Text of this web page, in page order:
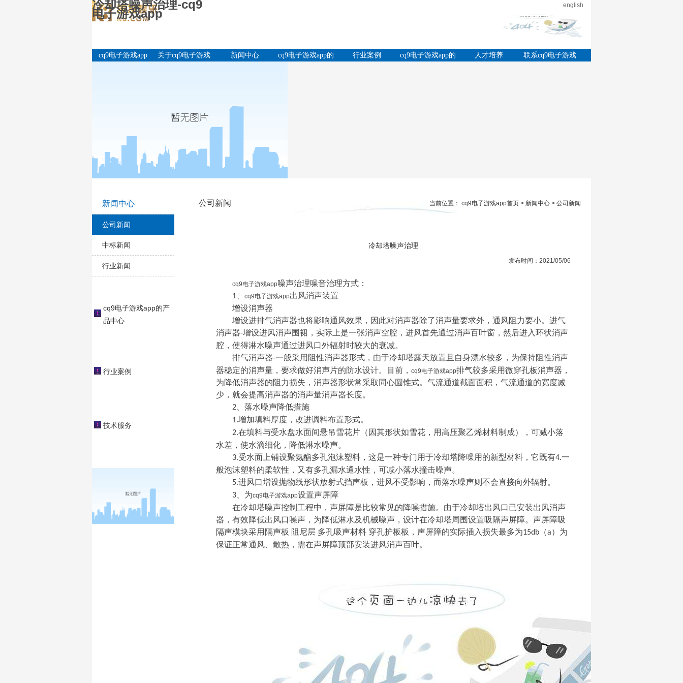
冷却塔噪声治理-cq9
电子游戏app
english
cq9电子游戏app
关于cq9电子游戏
新闻中心
cq9电子游戏app的
行业案例
cq9电子游戏app的
人才培养
联系cq9电子游戏
新闻中心
公司新闻
中标新闻
行业新闻
cq9电子游戏app的产
品中心
行业案例
技术服务
公司新闻 当前位置： cq9电子游戏app首页 > 新闻中心 > 公司新闻
冷却塔噪声治理
发布时间：2021/05/06
cq9电子游戏app噪声治理噪音治理方式：
1 cq9电子游戏app出风消声装置
增设消声器
增设进排气消声器也将影响通风效果，因此对消声器除了消声量要求外，通风阻力要小。进气
消声器-增设进风消声围裙，实际上是一张消声空腔，进风首先通过消声百叶窗，然后进入环状消声
腔，使得淋水噪声通过进风口外辐射时较大的衰减。
排气消声器-一般采用阻性消声器形式，由于冷却塔露天放置且自身漂水较多，为保持阻性消声
器稳定的消声量，要求做好消声片的防水设计。目前， cq9电子游戏app排气较多采用微穿孔板消声器，
为降低消声器的阻力损失，消声器形状常采取同心圆锥式。气流通道截面面积，气流通道的宽度减
少，就会提高消声器的消声量消声器长度。
2 、落水噪声降低措施
1.增加填料厚度，改进调料布置形式。
2.在填料与受水盘水面间悬吊雪花片（因其形状如雪花，用高压聚乙烯材料制成），可减小落
水差，使水滴细化，降低淋水噪声。
3.受水面上铺设聚氨酯多孔泡沫塑料，这是一种专门用于冷却塔降噪用的新型材料，它既有4.一
般泡沫塑料的柔软性，又有多孔漏水通水性，可减小落水撞击噪声。
5.进风口增设抛物线形状放射式挡声板，进风不受影响，而落水噪声则不会直接向外辐射。
3 、为cq9电子游戏app设置声屏障
在冷却塔噪声控制工程中，声屏障是比较常见的降噪措施。由于冷却塔出风口已安装出风消声
器，有效降低出风口噪声，为降低淋水及机械噪声，设计在冷却塔周围设置吸隔声屏障。声屏障吸
隔声模块采用隔声板 阻尼层 多孔吸声材料 穿孔护板板，声屏障的实际插入损失最多为15db （a）为
保证正常通风、散热，需在声屏障顶部安装进风消声百叶。